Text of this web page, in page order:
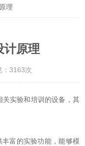
理
计原理
：3163次
关实验和培训的设备，其
富的实验功能，能够模